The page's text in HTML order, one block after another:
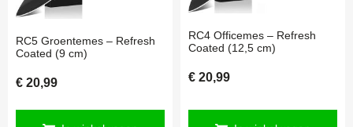
RC5 Groentemes – Refresh
Coated (9 cm)
€ 20,99
RC4 Officemes – Refresh
Coated (12,5 cm)
€ 20,99